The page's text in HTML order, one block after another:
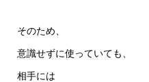
そのため、
意識せずに使っていても、
相手には